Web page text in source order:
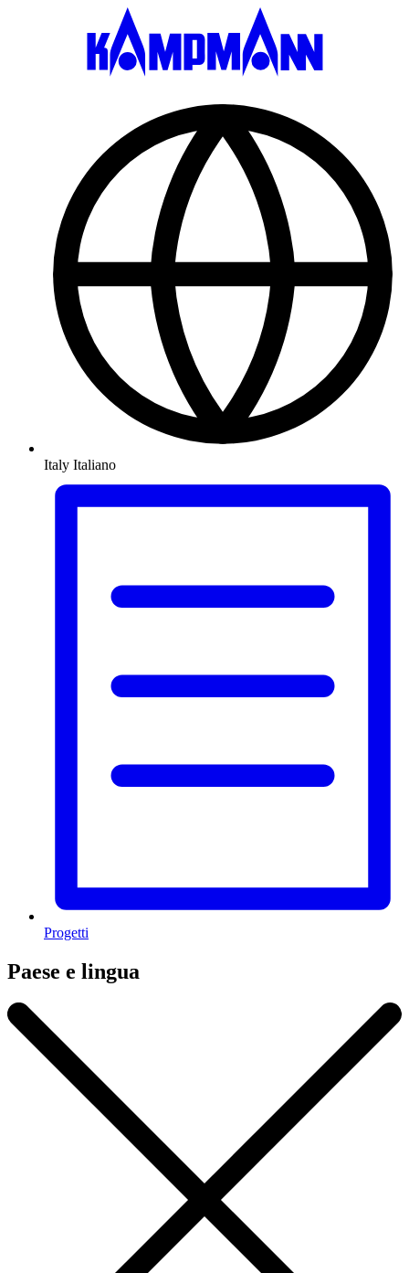
Italy Italiano
Progetti
Paese e lingua